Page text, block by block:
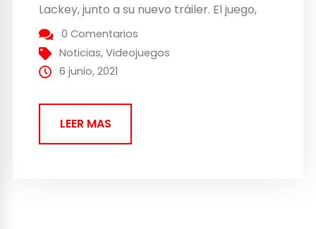
Lackey, junto a su nuevo tráiler. El juego,
que fue nominado a Mejor juego del año,
Mejor juego para la prensa y Juego con
mejor narrativa en...
0 Comentarios
Noticias,Videojuegos
6 junio, 2021
LEER MAS